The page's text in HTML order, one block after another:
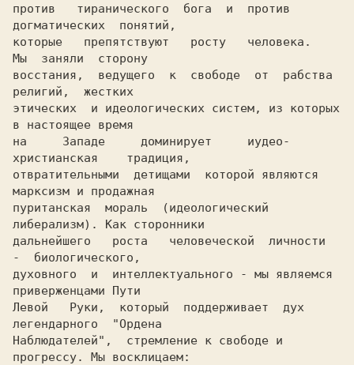
против   тиранического  бога  и  против
догматических  понятий,
которые   препятствуют   росту   человека.
Мы  заняли  сторону
восстания,  ведущего  к  свободе  от  рабства
религий,  жестких
этических  и идеологических систем, из которых
в настоящее время
на     Западе     доминирует     иудео-
христианская    традиция,
отвратительными  детищами  которой являются
марксизм и продажная
пуританская  мораль  (идеологический
либерализм). Как сторонники
дальнейшего   роста   человеческой  личности
-  биологического,
духовного  и  интеллектуального - мы являемся
приверженцами Пути
Левой   Руки,  который  поддерживает  дух
легендарного  "Ордена
Наблюдателей",  стремление к свободе и
прогрессу. Мы восклицаем: